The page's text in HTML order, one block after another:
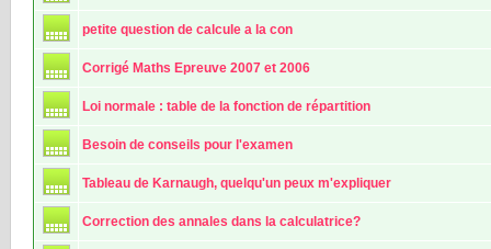
petite question de calcule a la con
Corrigé Maths Epreuve 2007 et 2006
Loi normale : table de la fonction de répartition
Besoin de conseils pour l'examen
Tableau de Karnaugh, quelqu'un peux m'expliquer
Correction des annales dans la calculatrice?